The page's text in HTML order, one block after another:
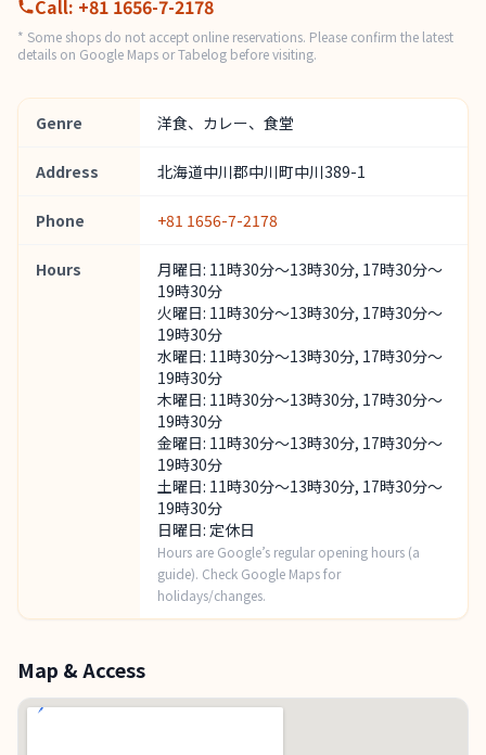
Call: +81 1656-7-2178
* Some shops do not accept online reservations. Please confirm the latest
details on Google Maps or Tabelog before visiting.
Genre 洋食、カレー、食堂
Address 北海道中川郡中川町中川389-1
Phone +81 1656-7-2178
Hours
月曜日: 11時30分～13時30分, 17時30分～
19時30分
火曜日: 11時30分～13時30分, 17時30分～
19時30分
水曜日: 11時30分～13時30分, 17時30分～
19時30分
木曜日: 11時30分～13時30分, 17時30分～
19時30分
金曜日: 11時30分～13時30分, 17時30分～
19時30分
土曜日: 11時30分～13時30分, 17時30分～
19時30分
日曜日: 定休日
Hours are Google’s regular opening hours (a
guide). Check Google Maps for
holidays/changes.
Map & Access